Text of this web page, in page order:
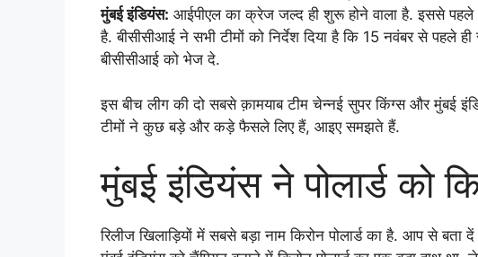
मुंबई इंडियंस: आईपीएल का क्रेज जल्द ही शुरू होने वाला है. इससे
है. बीसीसीआई ने सभी टीमों को निर्देश दिया है कि 15 नवंबर से पहले
बीसीसीआई को भेज दे.
इस बीच लीग की दो सबसे क़ामयाब टीम चेन्नई सुपर किंग्स और मुंबई
टीमों ने कुछ बड़े और कड़े फैसले लिए हैं, आइए समझते हैं.
मुंबई इंडियंस ने पोलार्ड को
रिलीज खिलाड़ियों में सबसे बड़ा नाम किरोन पोलार्ड का है. आप से